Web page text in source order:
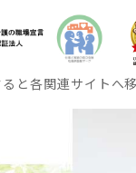
と各関連サイトへ